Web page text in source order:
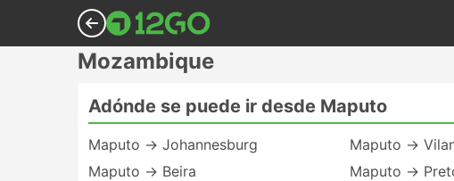
Mozambique
Adónde se puede ir desde Maputo
Maputo → Johannesburg
Maputo → Beira
Maputo →
Maputo →